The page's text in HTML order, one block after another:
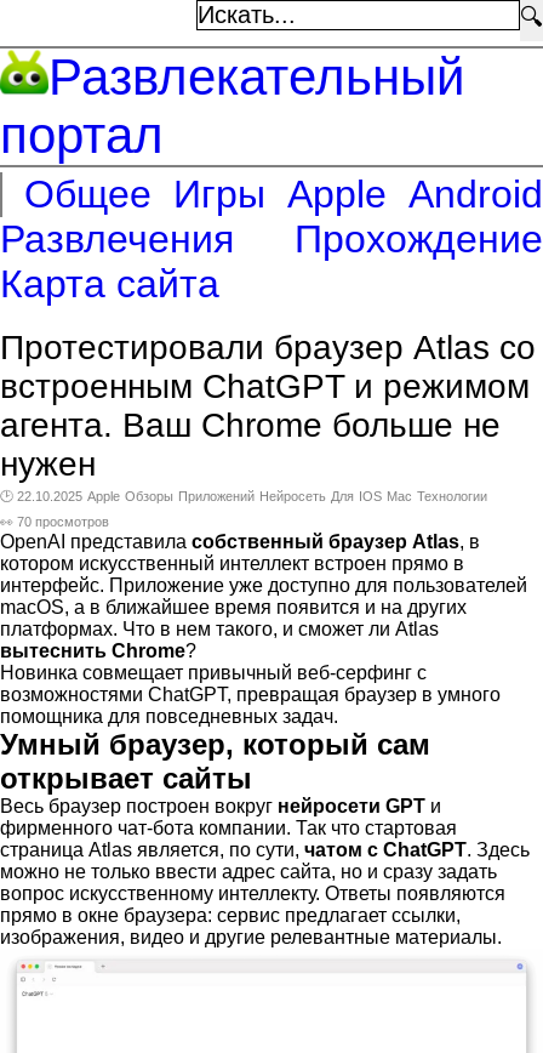
🔍
Развлекательный
портал
Общее Игры Apple Android
Развлечения
Прохождение
Карта сайта
Протестировали браузер Atlas со
встроенным ChatGPT и режимом
агента. Ваш Chrome больше не
нужен
🕑 22.10.2025 Apple Обзоры Приложений Нейросеть Для IOS Mac Технологии
👀 70 просмотров
OpenAI представила собственный браузер Atlas, в
котором искусственный интеллект встроен прямо в
интерфейс. Приложение уже доступно для пользователей
macOS, а в ближайшее время появится и на других
платформах. Что в нем такого, и сможет ли Atlas
вытеснить Chrome?
Новинка совмещает привычный веб-серфинг с
возможностями ChatGPT, превращая браузер в умного
помощника для повседневных задач.
Умный браузер, который сам
открывает сайты
Весь браузер построен вокруг нейросети GPT и
фирменного чат-бота компании. Так что стартовая
страница Atlas является, по сути, чатом с ChatGPT. Здесь
можно не только ввести адрес сайта, но и сразу задать
вопрос искусственному интеллекту. Ответы появляются
прямо в окне браузера: сервис предлагает ссылки,
изображения, видео и другие релевантные материалы.